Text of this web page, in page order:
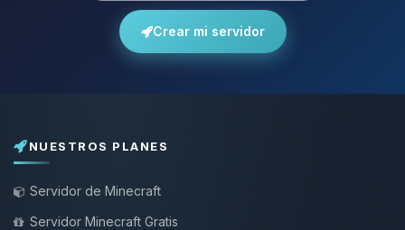
Crear mi servidor
NUESTROS PLANES
Servidor de Minecraft
Servidor Minecraft Gratis